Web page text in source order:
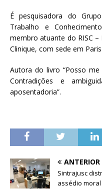
É pesquisadora do
Trabalho e
membro atuante do RISC
Clinique, com sede em Paris.
Autora do livro “Posso me
Contradições e
aposentadoria”.
ANTERIOR
Sintrajusc
assédio moral